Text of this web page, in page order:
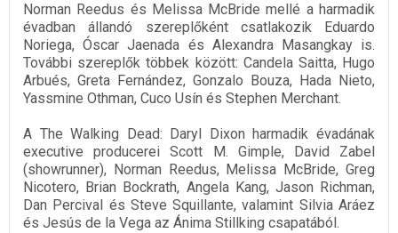
Norman Reedus és Melissa McBride mellé a harmadik
évadban állandó szereplőként csatlakozik Eduardo
Noriega, Óscar Jaenada és Alexandra Masangkay is.
További szereplők többek között: Candela Saitta, Hugo
Arbués, Greta Fernández, Gonzalo Bouza, Hada Nieto,
Yassmine Othman, Cuco Usín és Stephen Merchant.
A The Walking Dead: Daryl Dixon harmadik évadának
executive producerei Scott M. Gimple, David Zabel
(showrunner), Norman Reedus, Melissa McBride, Greg
Nicotero, Brian Bockrath, Angela Kang, Jason Richman,
Dan Percival és Steve Squillante, valamint Silvia Aráez
és Jesús de la Vega az Ánima Stillking csapatából.